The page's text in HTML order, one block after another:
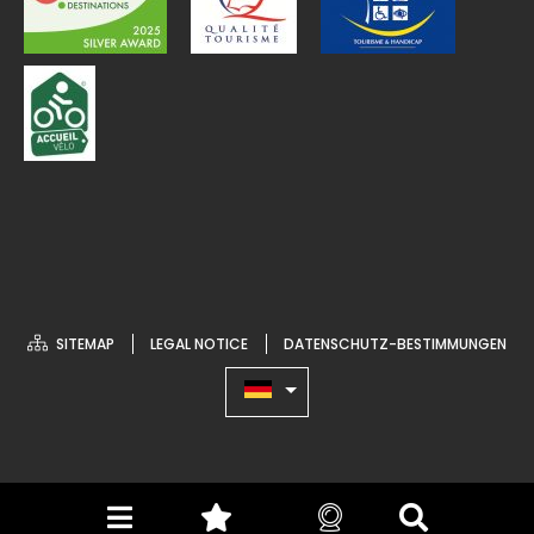
SITEMAP LEGAL NOTICE DATENSCHUTZ-BESTIMMUNGEN